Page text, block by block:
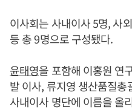
이사회는 사내이사 5명, 사
등 총 9명으로 구성됐다.
윤태영을 포함해 이홍원 연
발 이사, 류지영 생산품질
사내이사 명단에 이름을 올